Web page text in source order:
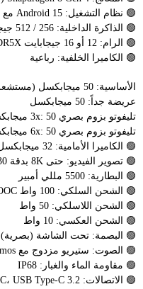
🟢 نظام التشغيل: Android 15 مع واجهة ColorOS 15
🟢 الذاكرة الداخلية: 256 / 512 جيجابايت / 1 تيرابايت UFS 4.0
🟢 الرام: 12 أو 16 جيجابايت LPDDR5X
🟢 الكاميرا الخلفية: رباعية
الأساسية: 50 ميجابكسل (مستشعر سوني LYT-900 بحجم 1 بوصة)
عريضة جداً: 50 ميجابكسل
تليفوتو بزوم بصري 3x: 50 ميجابكسل
تليفوتو بزوم بصري 6x: 50 ميجابكسل
🟢 الكاميرا الأمامية: 32 ميجابكسل
🟢 تصوير الفيديو: حتى 8K بدقة 30 إطار/ثانية
🟢 البطارية: 5500 مللي أمبير
🟢 الشحن السلكي: 100 واط SuperVOOC
🟢 الشحن اللاسلكي: 50 واط
🟢 الشحن العكسي: 10 واط
🟢 البصمة: تحت الشاشة (بصرية)
🟢 الصوت: ستيريو مزدوج مع Dolby Atmos
🟢 مقاومة الماء والغبار: IP68
🟢 الاتصالات: Wi-Fi 7، Bluetooth 5.4، NFC، USB Type-C 3.2